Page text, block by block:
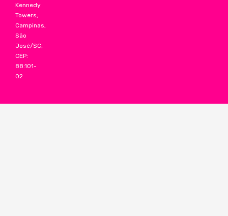
Kennedy
Towers,
Campinas,
São
José/SC,
CEP:
88.101-
02